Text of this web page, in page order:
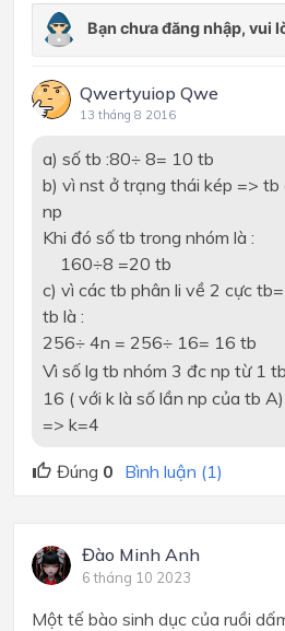
Qwertyuiop Qwe
13 tháng 8 2016
a) số tb :80÷ 8= 10 tb
b) vì nst ở trạng thái kép => tb
np
Khi đó số tb trong nhóm là :
160÷8 =20 tb
c) vì các tb phân li về 2 cực
tb là :
256÷ 4n = 256÷ 16= 16 tb
Vì số lg tb nhóm 3 đc np từ 1
16 ( với k là số lần np của tb A)
=> k=4
Đúng 0 Bình luận (1)
Đào Minh Anh
6 tháng 10 2023
Một tế bào sinh dục của ruồi